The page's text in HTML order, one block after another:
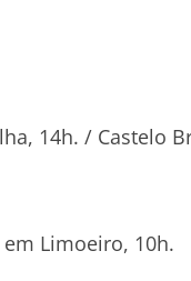
14h. / Castelo
Limoeiro, 10h.